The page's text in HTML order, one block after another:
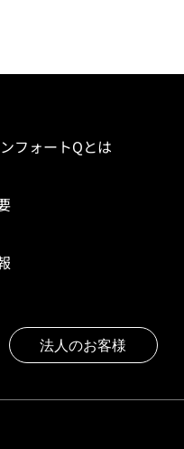
フォートQとは
法人のお客様